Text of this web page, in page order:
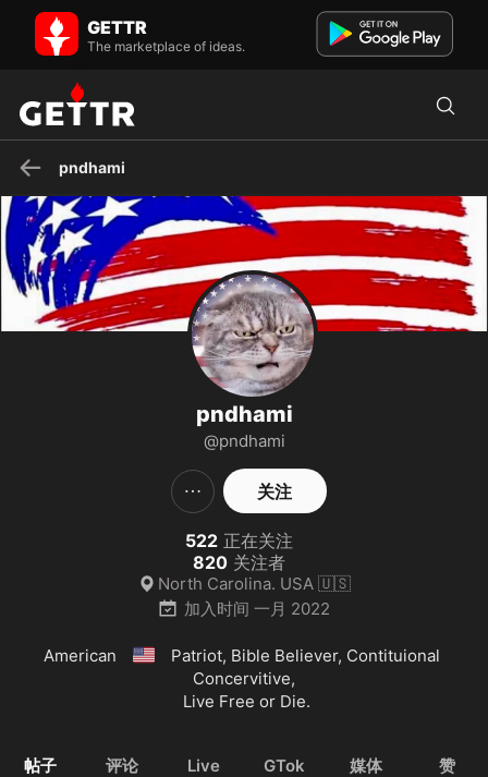
pndhami 在 GETTR - 个人资料和帖子 on GETTR
American 🇺🇸 Patriot, Bible Believer, Contituional Concervitive, Live
Free or Die.
GETTR
The marketplace of ideas.
pndhami
pndhami
@pndhami
关注
522 正在关注
820 关注者
North Carolina. USA 🇺🇸
加入时间 一月 2022
American 🇺🇸
Patriot, Bible Believer, Contituional
Concervitive,
Live Free or Die.
帖子 评论 Live GTok 媒体 赞